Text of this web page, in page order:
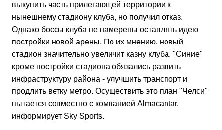
выкупить часть прилегающей территории к
нынешнему стадиону клуба, но получил отказ.
Однако боссы клуба не намерены оставлять идею
постройки новой арены. По их мнению, новый
стадион значительно увеличит казну клуба. "Синие"
кроме постройки стадиона обязались развить
инфраструктуру района - улучшить транспорт и
продлить ветку метро. Осуществить это план "Челси"
пытается совместно с компанией Almacantar,
информирует Sky Sports.